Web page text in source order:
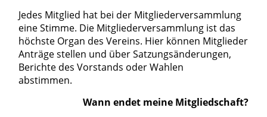
Jedes Mitglied hat bei der Mitgliederversammlung
eine Stimme. Die Mitgliederversammlung ist das
höchste Organ des Vereins. Hier können Mitglieder
Anträge stellen und über Satzungsänderungen,
Berichte des Vorstands oder Wahlen
abstimmen.
Wann endet meine Mitgliedschaft?